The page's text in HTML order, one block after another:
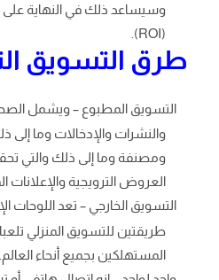
وسيساعد ذلك في النهاية على
(ROI).
طرق التسويق
التسويق المطبوع – ويشمل
والنشرات والإدخالات وما إلى
ومصنفة وما إلى ذلك والتي
العروض الترويجية والإعلانات
التسويق الخارجي – تعد اللوحات
طريقتين للتسويق المنزلي
المستهلكين بجميع أنحاء العالم.